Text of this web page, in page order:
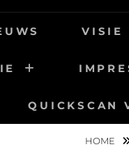
VISIE
QUICKSCAN
HOME